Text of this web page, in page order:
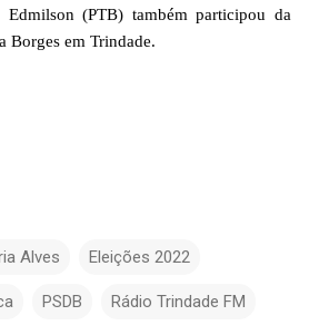
(PTB) também participou da
Borges em Trindade.
Alves Eleições 2022
PSDB Rádio Trindade FM